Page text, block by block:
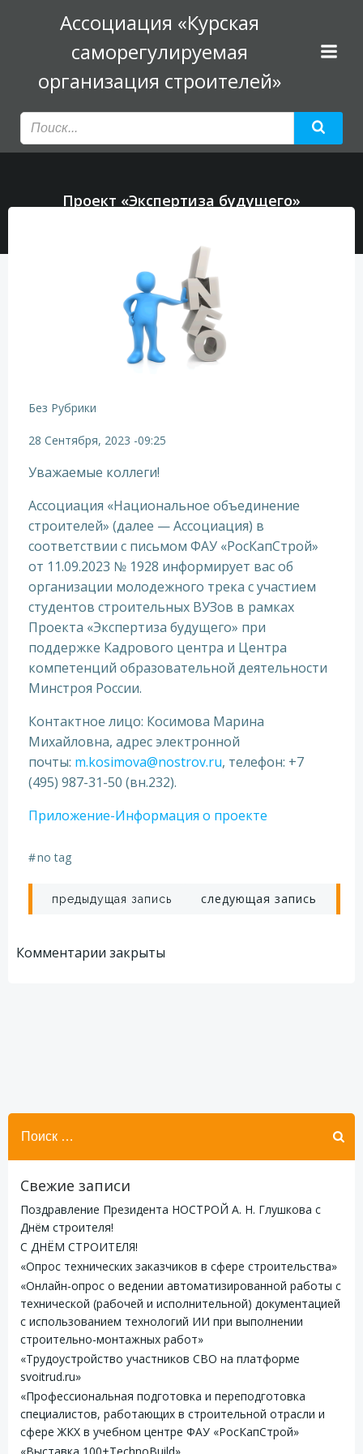
к
содержимому
Ассоциация «Курская
саморегулируемая
организация строителей»
Проект «Экспертиза будущего»
Без Рубрики
28 Сентября, 2023 -09:25
Уважаемые коллеги!
Ассоциация «Национальное объединение
строителей» (далее — Ассоциация) в
соответствии с письмом ФАУ «РосКапСтрой»
от 11.09.2023 № 1928 информирует вас об
организации молодежного трека с участием
студентов строительных ВУЗов в рамках
Проекта «Экспертиза будущего» при
поддержке Кадрового центра и Центра
компетенций образовательной деятельности
Минстроя России.
Контактное лицо: Косимова Марина
Михайловна, адрес электронной
почты: m.kosimova@nostrov.ru, телефон: +7
(495) 987-31-50 (вн.232).
Приложение-Информация о проекте
#no tag
Навигация
по
предыдущая запись
Навигация
следующая запись
Комментарии закрыты
Найти:
Свежие записи
Поздравление Президента НОСТРОЙ А. Н. Глушкова с
Днём строителя!
С ДНЁМ СТРОИТЕЛЯ!
«Опрос технических заказчиков в сфере строительства»
«Онлайн-опрос о ведении автоматизированной работы с
технической (рабочей и исполнительной) документацией
с использованием технологий ИИ при выполнении
строительно-монтажных работ»
«Трудоустройство участников СВО на платформе
svoitrud.ru»
«Профессиональная подготовка и переподготовка
специалистов, работающих в строительной отрасли и
сфере ЖКХ в учебном центре ФАУ «РосКапСтрой»